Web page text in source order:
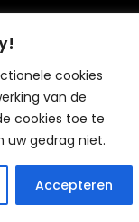
cookies
van de
cookies toe te
uw gedrag niet.
Accepteren